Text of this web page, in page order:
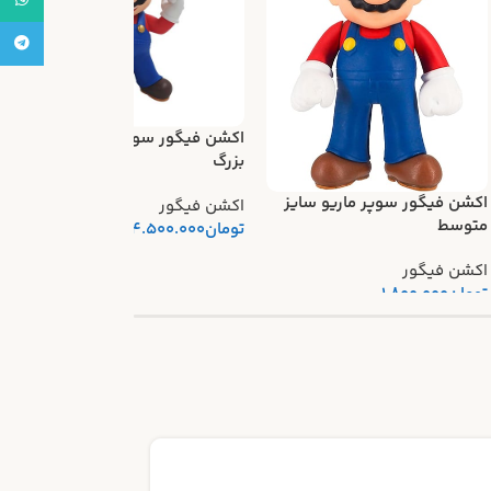
اکشن فیگور سوپر ماریو سایز
متوسط
اکشن فیگور
تومان 1.800.000
اکشن فیگور سوپر ماریو سایز
بزرگ
اکشن فیگور
تومان4.500.000